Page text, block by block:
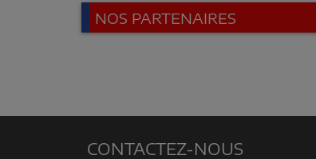
NOS PARTENAIRES
CONTACTEZ-NOUS